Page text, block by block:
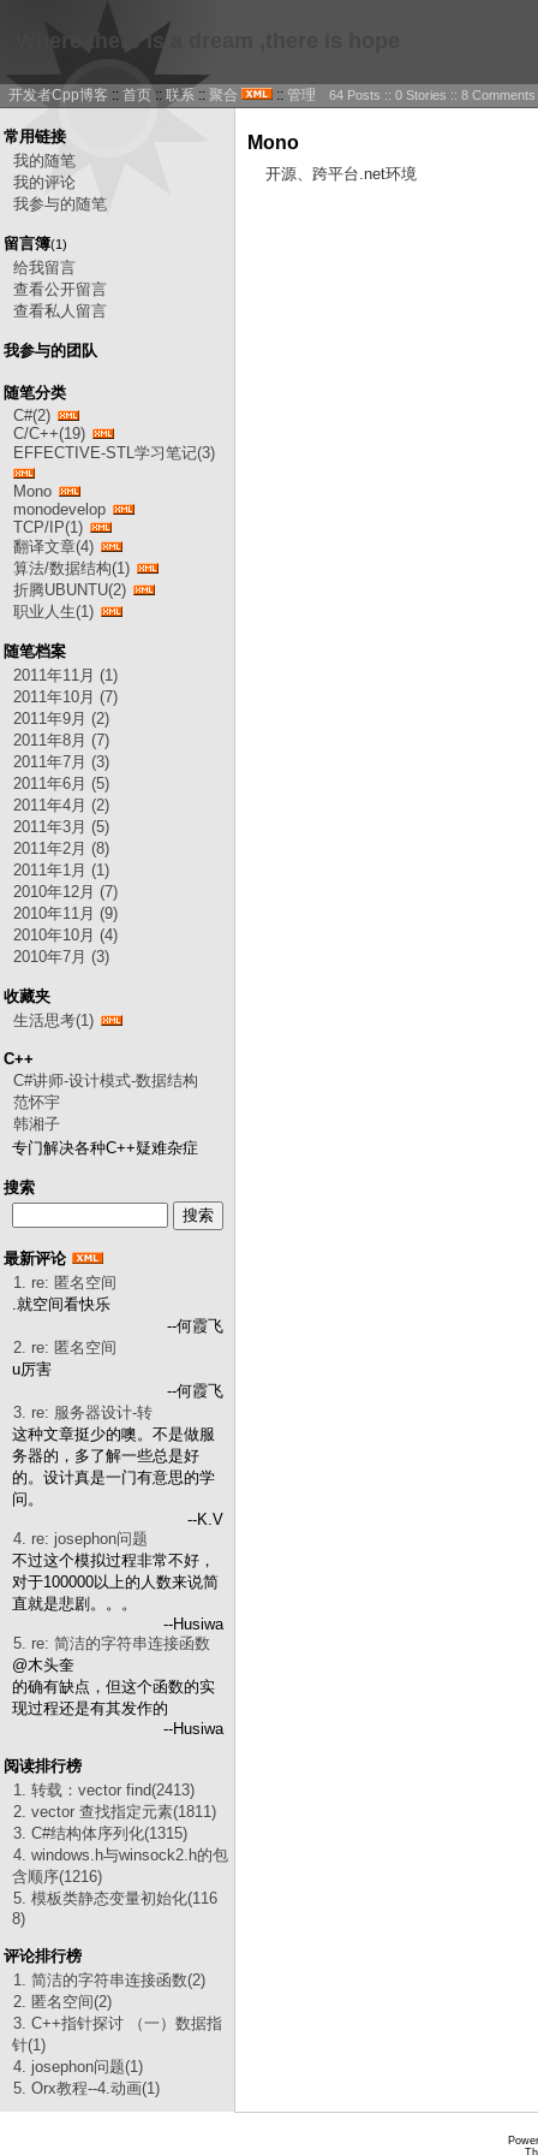
Where there is a dream ,there is hope
开发者Cpp博客 :: 首页 :: 联系 :: 聚合 :: 管理 64 Posts :: 0 Stories :: 8
常用链接
我的随笔
我的评论
我参与的随笔
留言簿(1)
给我留言
查看公开留言
查看私人留言
我参与的团队
随笔分类
C#(2)
C/C++(19)
EFFECTIVE-STL学习笔记(3)
Mono
monodevelop
TCP/IP(1)
翻译文章(4)
算法/数据结构(1)
折腾UBUNTU(2)
职业人生(1)
随笔档案
2011年11月 (1)
2011年10月 (7)
2011年9月 (2)
2011年8月 (7)
2011年7月 (3)
2011年6月 (5)
2011年4月 (2)
2011年3月 (5)
2011年2月 (8)
2011年1月 (1)
2010年12月 (7)
2010年11月 (9)
2010年10月 (4)
2010年7月 (3)
收藏夹
生活思考(1)
C++
C#讲师-设计模式-数据结构
范怀宇
韩湘子
专门解决各种C++疑难杂症
搜索
最新评论
1. re: 匿名空间
.就空间看快乐
--何霞飞
2. re: 匿名空间
u厉害
--何霞飞
3. re: 服务器设计-转
这种文章挺少的噢。不是做服
务器的，多了解一些总是好
的。设计真是一门有意思的学
问。
--K.V
4. re: josephon问题
不过这个模拟过程非常不好，
对于100000以上的人数来说简
直就是悲剧。。。
--Husiwa
5. re: 简洁的字符串连接函数
@木头奎
的确有缺点，但这个函数的实
现过程还是有其发作的
--Husiwa
阅读排行榜
1. 转载：vector find(2413)
2. vector 查找指定元素(1811)
3. C#结构体序列化(1315)
4. windows.h与winsock2.h的包
含顺序(1216)
5. 模板类静态变量初始化(116
8)
评论排行榜
1. 简洁的字符串连接函数(2)
2. 匿名空间(2)
3. C++指针探讨 （一）数据指
针(1)
4. josephon问题(1)
5. Orx教程--4.动画(1)
Mono
开源、跨平台.net环境